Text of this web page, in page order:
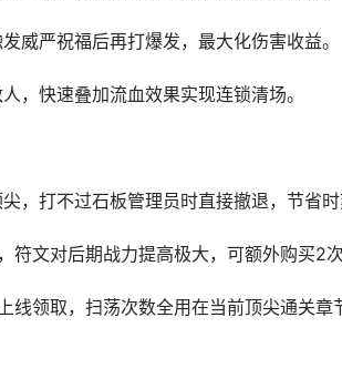
威严祝福后再打爆发，最大化伤害收益。
，快速叠加流血效果实现连锁清场。
，打不过石板管理员时直接撤退，节省时
文对后期战力提高极大，可额外购买2次
领取，扫荡次数全用在当前顶尖通关章